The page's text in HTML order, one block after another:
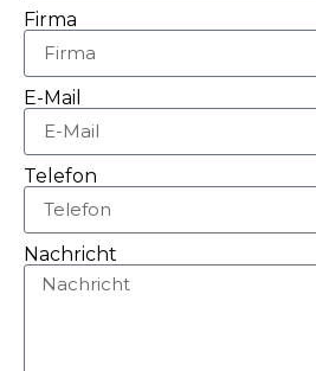
Firma
E-Mail
Telefon
Nachricht